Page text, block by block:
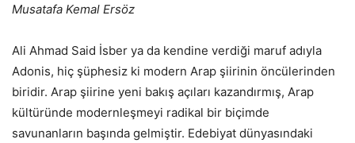
Musatafa Kemal Ersöz
Ali Ahmad Said İsber ya da kendine verdiği maruf adıyla
Adonis, hiç şüphesiz ki modern Arap şiirinin öncülerinden
biridir. Arap şiirine yeni bakış açıları kazandırmış, Arap
kültüründe modernleşmeyi radikal bir biçimde
savunanların başında gelmiştir. Edebiyat dünyasındaki